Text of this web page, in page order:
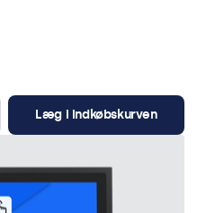
Læg i indkøbskurven